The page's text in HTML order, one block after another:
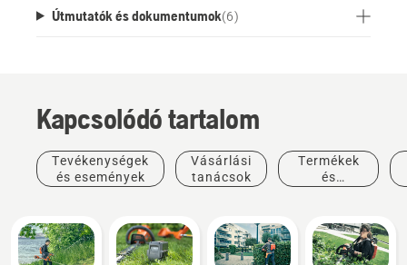
heveder nedvesedésének és szennyeződésének
Útmutatók és dokumentumok(6)
Kapcsolódó tartalom
Tevékenységek
és események
Vásárlási
tanácsok
Termékek
és